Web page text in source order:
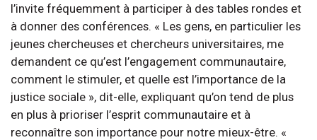
l’invite fréquemment à participer à des tables rondes et
à donner des conférences. « Les gens, en particulier les
jeunes chercheuses et chercheurs universitaires, me
demandent ce qu’est l’engagement communautaire,
comment le stimuler, et quelle est l’importance de la
justice sociale », dit-elle, expliquant qu’on tend de plus
en plus à prioriser l’esprit communautaire et à
reconnaître son importance pour notre mieux-être. «